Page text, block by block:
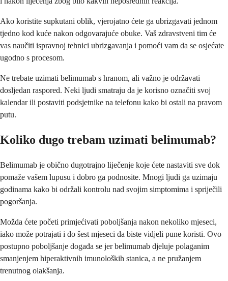
Ako koristite supkutani oblik, vjerojatno ćete ga ubrizgavati jednom
tjedno kod kuće nakon odgovarajuće obuke. Vaš zdravstveni tim će
vas naučiti ispravnoj tehnici ubrizgavanja i pomoći vam da se osjećate
ugodno s procesom.
Ne trebate uzimati belimumab s hranom, ali važno je održavati
dosljedan raspored. Neki ljudi smatraju da je korisno označiti svoj
kalendar ili postaviti podsjetnike na telefonu kako bi ostali na pravom
putu.
Koliko dugo trebam uzimati belimumab?
Belimumab je obično dugotrajno liječenje koje ćete nastaviti sve dok
pomaže vašem lupusu i dobro ga podnosite. Mnogi ljudi ga uzimaju
godinama kako bi održali kontrolu nad svojim simptomima i spriječili
pogoršanja.
Možda ćete početi primjećivati poboljšanja nakon nekoliko mjeseci,
iako može potrajati i do šest mjeseci da biste vidjeli pune koristi. Ovo
postupno poboljšanje događa se jer belimumab djeluje polaganim
smanjenjem hiperaktivnih imunoloških stanica, a ne pružanjem
trenutnog olakšanja.